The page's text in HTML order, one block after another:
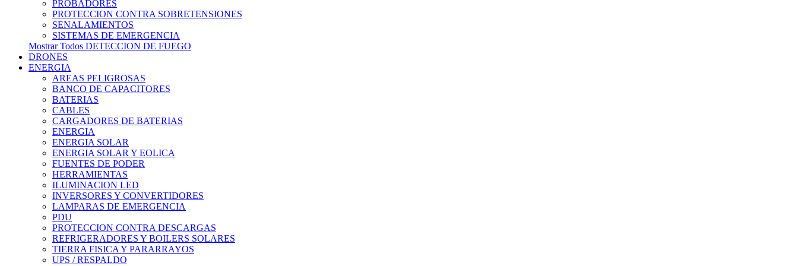
PROBADORES
PROTECCION CONTRA SOBRETENSIONES
SENALAMIENTOS
SISTEMAS DE EMERGENCIA
Mostrar Todos DETECCION DE FUEGO
DRONES
ENERGIA
AREAS PELIGROSAS
BANCO DE CAPACITORES
BATERIAS
CABLES
CARGADORES DE BATERIAS
ENERGIA
ENERGIA SOLAR
ENERGIA SOLAR Y EOLICA
FUENTES DE PODER
HERRAMIENTAS
ILUMINACION LED
INVERSORES Y CONVERTIDORES
LAMPARAS DE EMERGENCIA
PDU
PROTECCION CONTRA DESCARGAS
REFRIGERADORES Y BOILERS SOLARES
TIERRA FISICA Y PARARRAYOS
UPS / RESPALDO